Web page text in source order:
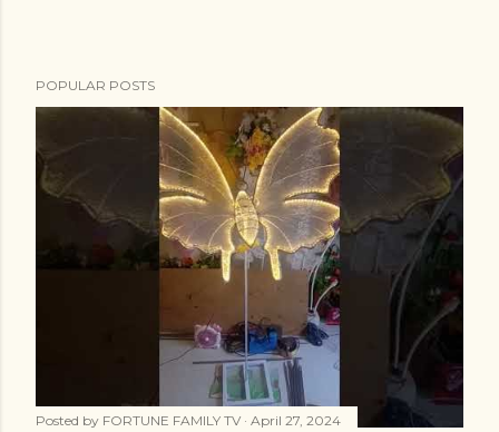
POPULAR POSTS
Posted by FORTUNE FAMILY TV April 27, 2024